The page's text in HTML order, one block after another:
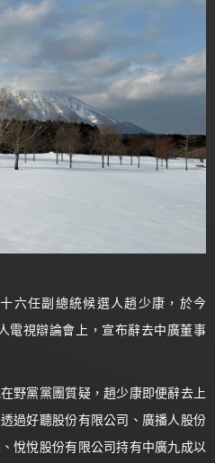
六任副總統候選人趙少康，於今
電視辯論會上，宣布辭去中廣董事
野黨黨團質疑，趙少康即便辭去上
過好聽股份有限公司、廣播人股份
悅悅股份有限公司持有中廣九成以